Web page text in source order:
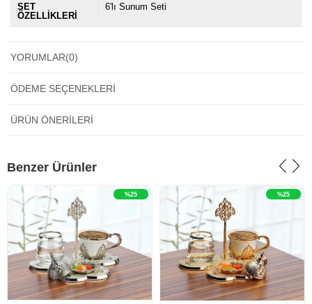
SET
ÖZELLİKLERİ
6'lı Sunum Seti
YORUMLAR(0)
ÖDEME SEÇENEKLERI
ÜRÜN ÖNERILERI
Benzer Ürünler
%25 %25